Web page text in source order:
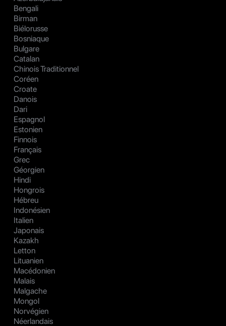
Bengali
Birman
Biélorusse
Bosniaque
Bulgare
Catalan
Chinois Traditionnel
Coréen
Croate
Danois
Dari
Espagnol
Estonien
Finnois
Français
Grec
Géorgien
Hindi
Hongrois
Hébreu
Indonésien
Italien
Japonais
Kazakh
Letton
Lituanien
Macédonien
Malais
Malgache
Mongol
Norvégien
Néerlandais